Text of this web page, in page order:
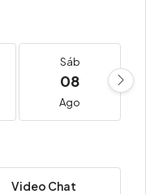
Sáb
08
Ago
Video Chat